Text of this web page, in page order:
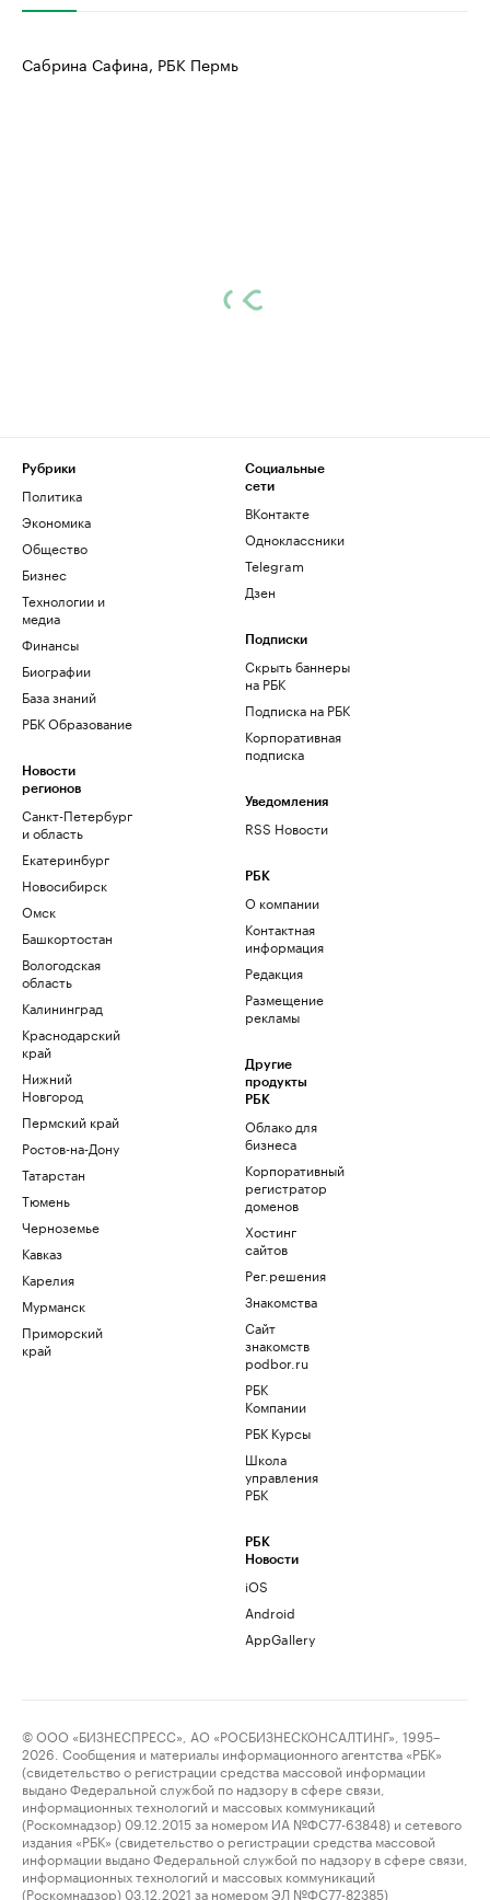
Сабрина Сафина, РБК Пермь
Рубрики
Политика
Экономика
Общество
Бизнес
Технологии и
медиа
Финансы
Биографии
База знаний
РБК Образование
Новости
регионов
Санкт-Петербург
и область
Екатеринбург
Новосибирск
Омск
Башкортостан
Вологодская
область
Калининград
Краснодарский
край
Нижний
Новгород
Пермский край
Ростов-на-Дону
Татарстан
Тюмень
Черноземье
Кавказ
Карелия
Мурманск
Приморский
край
Социальные
сети
ВКонтакте
Одноклассники
Telegram
Дзен
Подписки
Скрыть баннеры
на РБК
Подписка на РБК
Корпоративная
подписка
Уведомления
RSS Новости
РБК
О компании
Контактная
информация
Редакция
Размещение
рекламы
Другие
продукты
РБК
Облако для
бизнеса
Корпоративный
регистратор
доменов
Хостинг
сайтов
Рег.решения
Знакомства
Сайт
знакомств
podbor.ru
РБК
Компании
РБК Курсы
Школа
управления
РБК
РБК
Новости
iOS
Android
AppGallery
© ООО «БИЗНЕСПРЕСС», АО «РОСБИЗНЕСКОНСАЛТИНГ», 1995–
2026. Сообщения и материалы информационного агентства «РБК»
(свидетельство о регистрации средства массовой информации
выдано Федеральной службой по надзору в сфере связи,
информационных технологий и массовых коммуникаций
(Роскомнадзор) 09.12.2015 за номером ИА №ФС77-63848) и сетевого
издания «РБК» (свидетельство о регистрации средства массовой
информации выдано Федеральной службой по надзору в сфере связи,
информационных технологий и массовых коммуникаций
(Роскомнадзор) 03.12.2021 за номером ЭЛ №ФС77-82385)